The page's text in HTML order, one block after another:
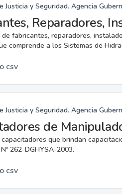
Justicia y Seguridad. Agencia
de fabricantes, reparadores,
comprende a los Sistemas de
csv
Justicia y Seguridad. Agencia
de
que brindan
262-DGHYSA-2003.
csv